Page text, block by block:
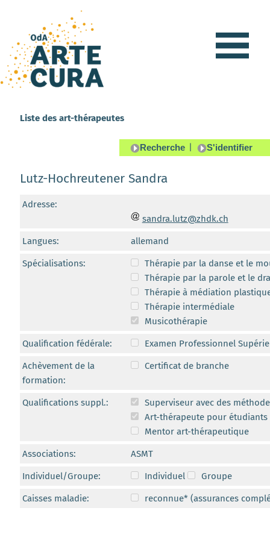
Liste des art-thérapeutes
Lutz-Hochreutener Sandra
Adresse:
sandra.lutz@zhdk.ch
Langues: allemand
Spécialisations:
Thérapie par la danse et le
Thérapie par la parole et le
Thérapie à médiation
Thérapie intermédiale
Musicothérapie
Qualification fédérale: Examen Professionnel
Achèvement de la
formation:
Certificat de branche
Qualifications suppl.:
Superviseur avec des
Art-thérapeute pour
Mentor art-thérapeutique
Associations: ASMT
Individuel/Groupe: Individuel Groupe
Caisses maladie: reconnue* (assurances